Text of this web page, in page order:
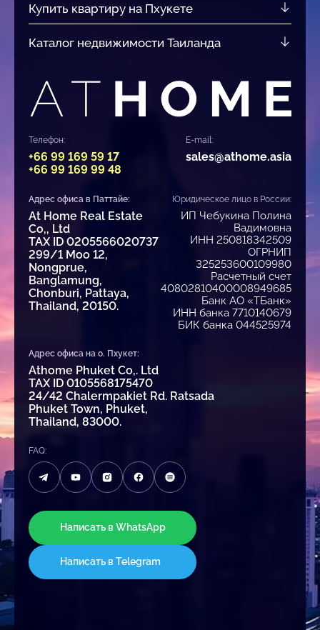
Купить квартиру на Пхукете
Каталог недвижимости Таиланда
Телефон:
+66 99 169 59 17
+66 99 169 99 48
E-mail:
sales@athome.asia
Адрес офиса в Паттайе:
At Home Real Estate
Co,, Ltd
TAX ID 0205566020737
299/1 Moo 12,
Nongprue,
Banglamung,
Chonburi, Pattaya,
Thailand, 20150.
Юридическое лицо в России:
ИП Чебукина Полина
Вадимовна
ИНН 250818342509
ОГРНИП
325253600109980
Расчетный счет
40802810400008949685
Банк АО «ТБанк»
ИНН банка 7710140679
БИК банка 044525974
Адрес офиса на о. Пхукет:
Athome Phuket Co,. Ltd
TAX ID 0105568175470
24/42 Chalermpakiet Rd. Ratsada
Phuket Town, Phuket,
Thailand, 83000.
FAQ:
Написать в WhatsApp
Написать в Telegram